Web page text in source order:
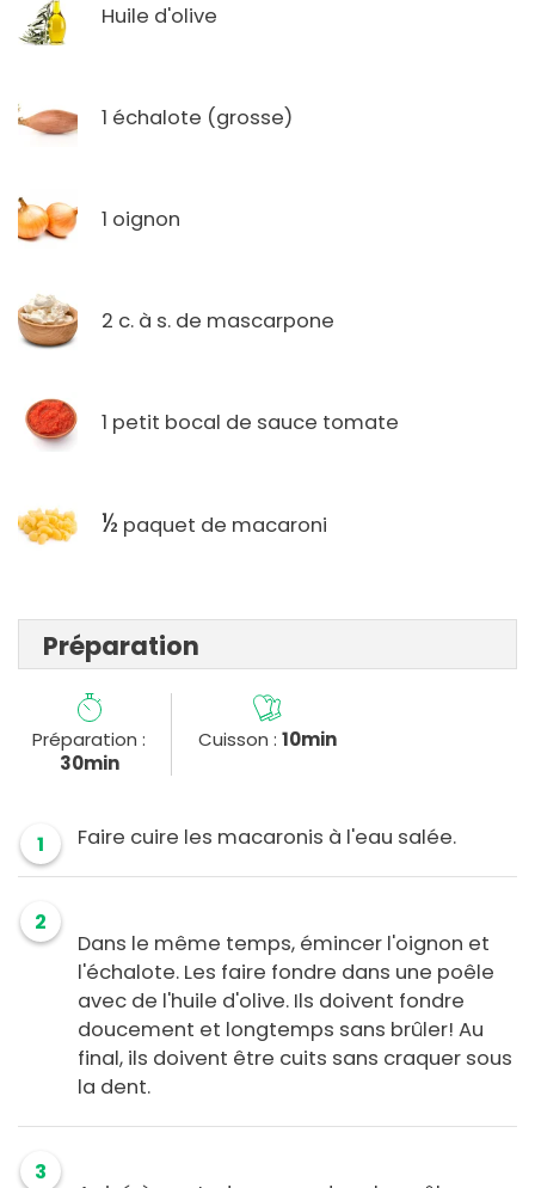
Huile d'olive
1 échalote (grosse)
1 oignon
2 c. à s. de mascarpone
1 petit bocal de sauce tomate
½ paquet de macaroni
Préparation
Préparation :
30min
Cuisson : 10min
1 Faire cuire les macaronis à l'eau salée.
2
Dans le même temps, émincer l'oignon et
l'échalote. Les faire fondre dans une poêle
avec de l'huile d'olive. Ils doivent fondre
doucement et longtemps sans brûler! Au
final, ils doivent être cuits sans craquer sous
la dent.
3